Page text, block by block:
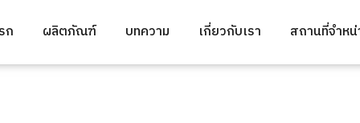
ก ผลิตภัณฑ์ บทความ เกี่ยวกับเรา สถานที่จำห